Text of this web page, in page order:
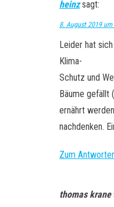
heinz sagt:
8. August 2019
Leider hat
Klima-
Schutz und
Bäume gefällt
ernährt
nachdenken.
Zum
thomas krane